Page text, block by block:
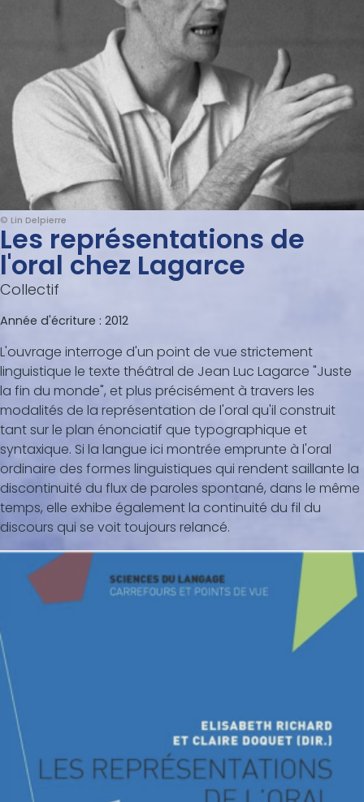
© Lin Delpierre
Les représentations de
l'oral chez Lagarce
Collectif
Année d'écriture : 2012
L'ouvrage interroge d'un point de vue strictement
linguistique le texte théâtral de Jean Luc Lagarce "Juste
la fin du monde", et plus précisément à travers les
modalités de la représentation de l'oral qu'il construit
tant sur le plan énonciatif que typographique et
syntaxique. Si la langue ici montrée emprunte à l'oral
ordinaire des formes linguistiques qui rendent saillante la
discontinuité du flux de paroles spontané, dans le même
temps, elle exhibe également la continuité du fil du
discours qui se voit toujours relancé.